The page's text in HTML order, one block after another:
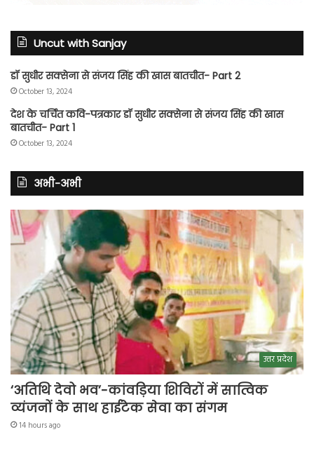
Uncut with Sanjay
डॉ सुधीर सक्सेना से संजय सिंह की खास बातचीत- Part 2
October 13, 2024
देश के चर्चित कवि-पत्रकार डॉ सुधीर सक्सेना से संजय सिंह की खास
बातचीत- Part 1
October 13, 2024
अभी-अभी
उत्तर प्रदेश
‘अतिथि देवो भव’-कांवड़िया शिविरों में सात्विक
व्यंजनों के साथ हाईटेक सेवा का संगम
14 hours ago